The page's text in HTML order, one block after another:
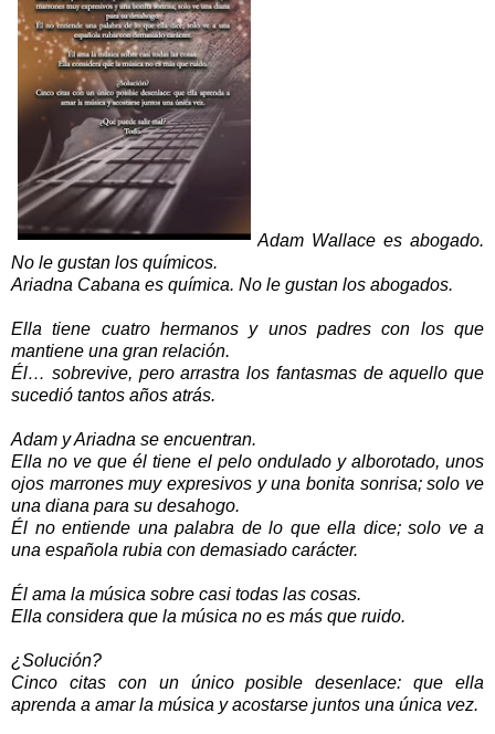
Adam Wallace es abogado.
No le gustan los químicos.
Ariadna Cabana es química. No le gustan los abogados.
Ella tiene cuatro hermanos y unos padres con los que
mantiene una gran relación.
Él… sobrevive, pero arrastra los fantasmas de aquello que
sucedió tantos años atrás.
Adam y Ariadna se encuentran.
Ella no ve que él tiene el pelo ondulado y alborotado, unos
ojos marrones muy expresivos y una bonita sonrisa; solo ve
una diana para su desahogo.
Él no entiende una palabra de lo que ella dice; solo ve a
una española rubia con demasiado carácter.
Él ama la música sobre casi todas las cosas.
Ella considera que la música no es más que ruido.
¿Solución?
Cinco citas con un único posible desenlace: que ella
aprenda a amar la música y acostarse juntos una única vez.